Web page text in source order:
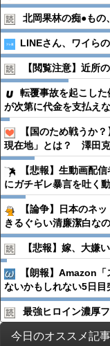
北岡果林の痴●︎もの
LINEさん、ワイら
【閲覧注意】近所
転覆事故を起こし
が次第に代金を支払え
【国のため戦うか
現在地」とは？ 澤田
【悲報】生動画配
にガチギレ暴言を吐く
【論争】日本のネ
きるぐらい清廉潔白な
【悲報】嫁、大嫌
【朗報】Amazon
ないかもしれない5日目
最強ヒロイン濃厚
今日のオススメ記事